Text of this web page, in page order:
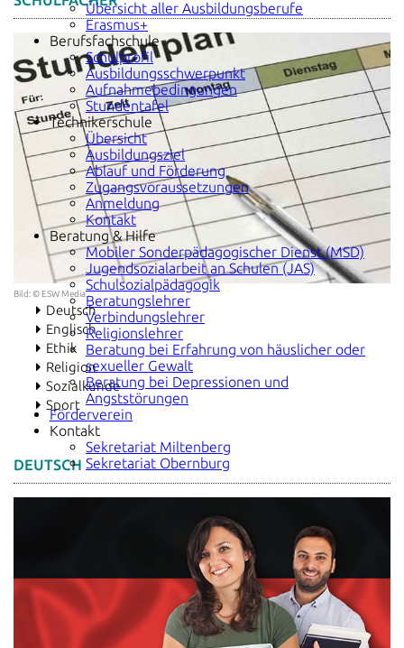
Übersicht aller Ausbildungsberufe
Erasmus+
Berufsfachschule
Schulprofil
Ausbildungsschwerpunkt
Aufnahmebedingungen
Stundentafel
Technikerschule
Übersicht
Ausbildungsziel
Ablauf und Förderung
Zugangsvoraussetzungen
Anmeldung
Kontakt
Beratung & Hilfe
Mobiler Sonderpädagogischer Dienst (MSD)
Jugendsozialarbeit an Schulen (JAS)
Schulsozialpädagogik
Beratungslehrer
Verbindungslehrer
Religionslehrer
Beratung bei Erfahrung von häuslicher oder
sexueller Gewalt
Beratung bei Depressionen und
Angststörungen
Förderverein
Kontakt
Sekretariat Miltenberg
Sekretariat Obernburg
Bild: © ESW Media
Deutsch
Englisch
Ethik
Religion
Sozialkunde
Sport
DEUTSCH